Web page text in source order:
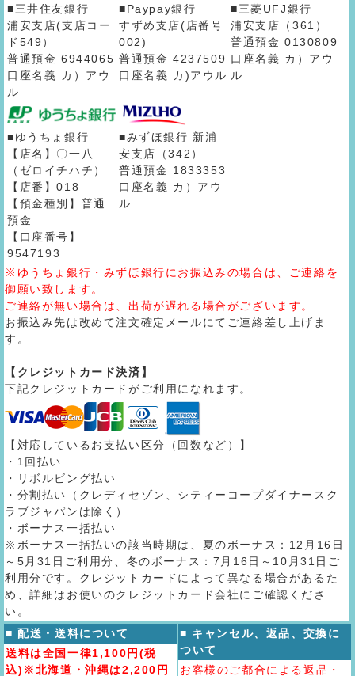
■三井住友銀行
浦安支店(支店コー
ド549）
普通預金 6944065
口座名義 カ）アウ
ル
■Paypay銀行
すずめ支店(店番号
002)
普通預金 4237509
口座名義 カ)アウル
■三菱UFJ銀行
浦安支店（361）
普通預金 0130809
口座名義 カ）アウ
ル
■ゆうちょ銀行
【店名】〇一八
（ゼロイチハチ）
【店番】018
【預金種別】普通
預金
【口座番号】
9547193
■みずほ銀行 新浦
安支店（342）
普通預金 1833353
口座名義 カ）アウ
ル
※ゆうちょ銀行・みずほ銀行にお振込みの場合は、ご連絡を
御願い致します。
ご連絡が無い場合は、出荷が遅れる場合がございます。
お振込み先は改めて注文確定メールにてご連絡差し上げま
す。
【クレジットカード決済】
下記クレジットカードがご利用になれます。
【対応しているお支払い区分（回数など）】
・1回払い
・リボルビング払い
・分割払い（クレディセゾン、シティーコープダイナースク
ラブジャパンは除く）
・ボーナス一括払い
※ボーナス一括払いの該当時期は、夏のボーナス：12月16日
～5月31日ご利用分、冬のボーナス：7月16日～10月31日ご
利用分です。クレジットカードによって異なる場合があるた
め、詳細はお使いのクレジットカード会社にご確認くださ
い。
■ 配送・送料について
送料は全国一律1,100円(税
込)※北海道・沖縄は2,200円
■ キャンセル、返品、交換に
ついて
お客様のご都合による返品・